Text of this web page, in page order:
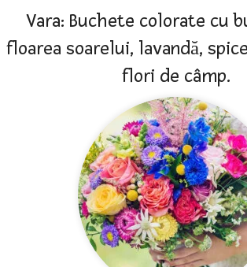
Vara: Buchete colorate cu
floarea soarelui, lavandă,
flori de câmp.